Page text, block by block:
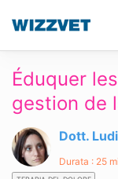
Éduquer
gestion de
Dott.
Durata : 25